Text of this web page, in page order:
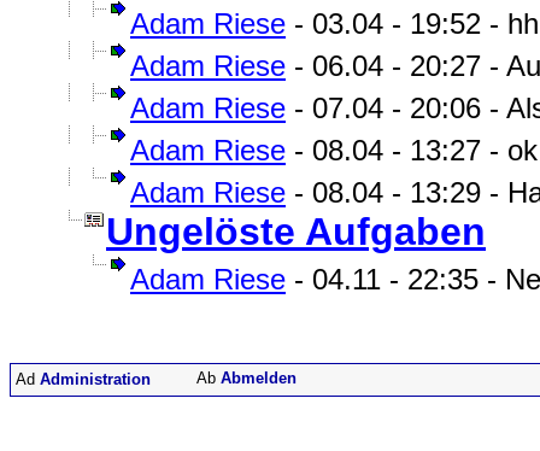
Adam Riese - 03.04 - 19:52 -
Adam Riese - 06.04 - 20:27 -
Adam Riese - 07.04 - 20:06 -
Adam Riese - 08.04 - 13:27 -
Adam Riese - 08.04 - 13:29 -
Ungelöste Aufgaben
Adam Riese - 04.11 - 22:35 -
Administration Abmelden